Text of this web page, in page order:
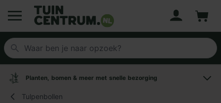
Logo Tuincentrum.nl
Planten, bomen & meer met snelle bezorging
Tulpenbollen